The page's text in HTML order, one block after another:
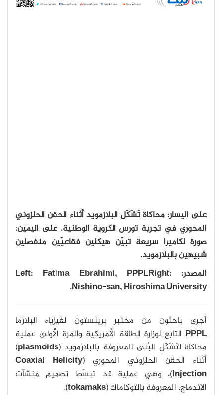
على اليسار: محاكاة تَشَكّل البلازمويد أثناء الحقن الحلزوني
المحوري في تجربة تورس الكروية الوطنية. على اليمين:
صورة لكاميرا سريعة تبيّن هيكلين فقاعيّين منفصلين
شبيهين بالبلازمويد.
المصدر: Left: Fatima Ebrahimi, PPPLRight:
Nishino-san, Hiroshima University.
أجرى باحثون من مختبر برينستون لفيزياء البلازما
PPPL التابع لوزارة الطاقة الأمريكية وللمرة الأولى عملية
محاكاة لتَشَكّل البُنى المعروفة بالبلازمويد (plasmoids
)
أثناء الحقن الحلزوني المحوري (Coaxial Helicity
Injection)، وهي عملية قد تبسّط تصميم منشآت
الاندماج، المعروفة بالتوكاماك (tokamaks
).